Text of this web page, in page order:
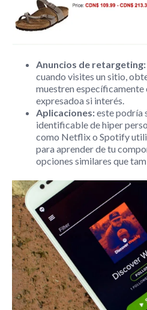
Anuncios de retargeting:
cuando visites un sitio,
muestren específicamente
expresadoa si interés.
Aplicaciones:este podría
identificable de hiper
como Netflix o Spotify
para aprender de tu
opciones similares que